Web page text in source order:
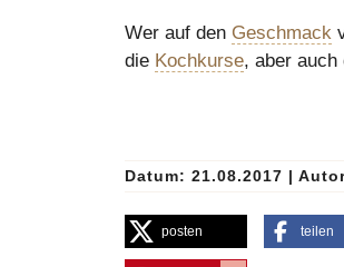
Wer auf den Geschmack
die Kochkurse, aber auch
Datum: 21.08.2017 |
posten teilen